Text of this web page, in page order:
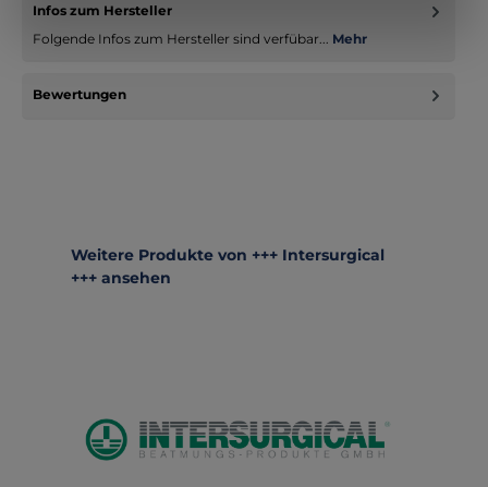
Infos zum Hersteller
Folgende Infos zum Hersteller sind verfübar... Mehr
Bewertungen
Produktgalerie überspringen
Weitere Produkte von +++ Intersurgical
+++ ansehen